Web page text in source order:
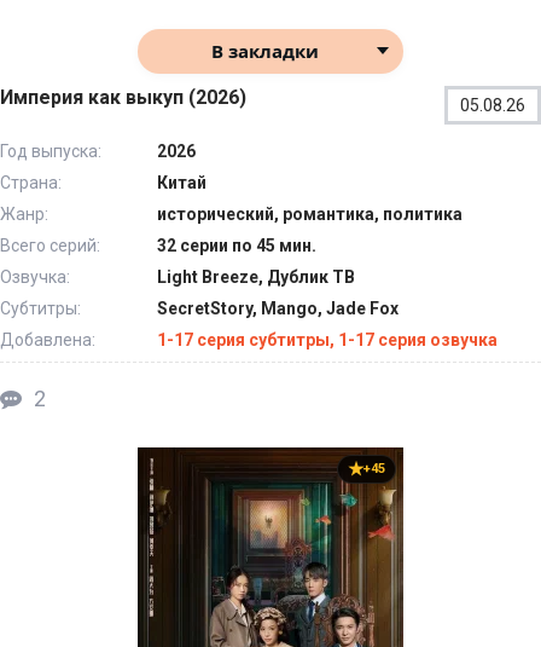
В закладки
Империя как выкуп (2026) 05.08.26
Год выпуска:
2026
Страна:
Китай
Жанр:
исторический, романтика, политика
Всего серий:
32 серии по 45 мин.
Озвучка:
Light Breeze, Дублик ТВ
Субтитры:
SecretStory, Mango, Jade Fox
Добавлена:
1-17 серия субтитры, 1-17 серия озвучка
2
+45